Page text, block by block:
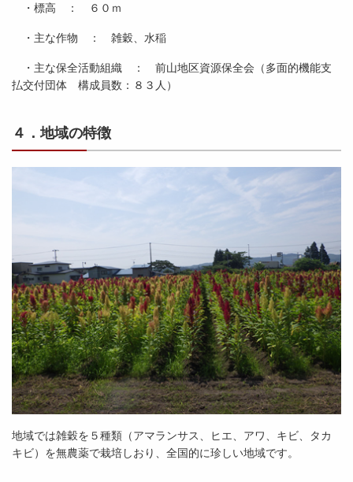
・標高 ： ６０ｍ
・主な作物 ： 雑穀、水稲
・主な保全活動組織 ： 前山地区資源保全会（多面的機能支
払交付団体 構成員数：８３人）
４．地域の特徴
地域では雑穀を５種類（アマランサス、ヒエ、アワ、キビ、タカ
キビ）を無農薬で栽培しおり、全国的に珍しい地域です。